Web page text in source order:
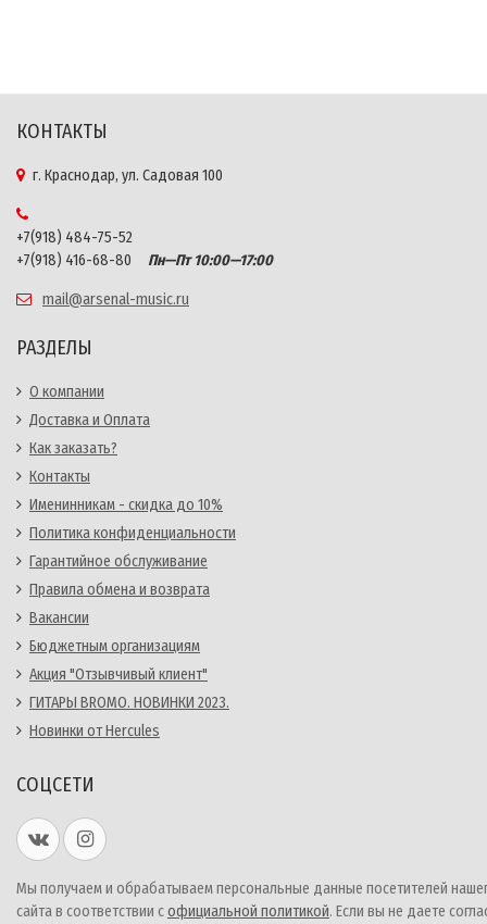
КОНТАКТЫ
г. Краснодар, ул. Садовая 100
+7(918) 484-75-52
+7(918) 416-68-80
Пн—Пт 10:00—17:00
mail@arsenal-music.ru
РАЗДЕЛЫ
О компании
Доставка и Оплата
Как заказать?
Контакты
Именинникам - скидка до 10%
Политика конфиденциальности
Гарантийное обслуживание
Правила обмена и возврата
Вакансии
Бюджетным организациям
Акция "Отзывчивый клиент"
ГИТАРЫ BROMO. НОВИНКИ 2023.
Новинки от Hercules
СОЦСЕТИ
Мы получаем и обрабатываем персональные данные посетителей
сайта в соответствии софициальной политикой. Если вы не даете